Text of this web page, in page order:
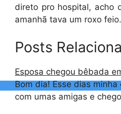
direto pro hospital, acho
amanhã tava um roxo feio.
Posts
Esposa chegou bêbada
Bom dia! Esse dias
com umas amigas e